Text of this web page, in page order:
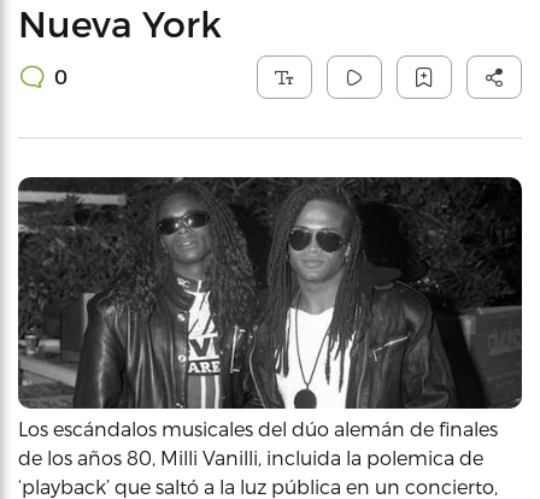
Nueva York
0
Los escándalos musicales del dúo alemán de finales
de los años 80, Milli Vanilli, incluida la polemica de
‘playback’ que saltó a la luz pública en un concierto,